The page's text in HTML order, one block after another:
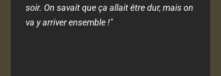
soir. On savait que ça allait être dur, mais on
va y arriver ensemble !"